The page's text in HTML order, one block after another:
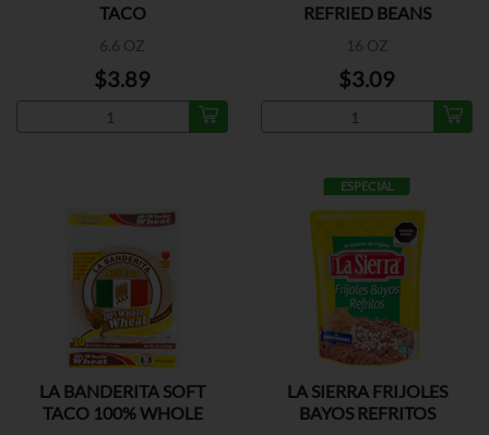
TACO
6.6 OZ
$3.89
REFRIED BEANS
16 OZ
$3.09
LA BANDERITA SOFT
TACO 100% WHOLE
ESPECIAL
LA SIERRA FRIJOLES
BAYOS REFRITOS